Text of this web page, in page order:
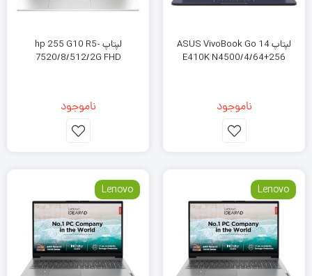
لپتاپ ASUS VivoBook Go 14
E410K N4500/4/64+256
ناموجود
لپتاپ hp 255 G10 R5-
7520/8/512/2G FHD
ناموجود
Lenovo
Lenovo